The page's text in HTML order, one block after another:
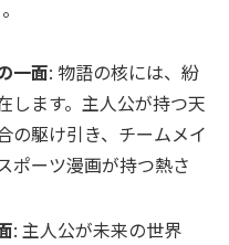
。
一面: 物語の核には、紛
します。主人公が持つ天
の駆け引き、チームメイ
ポーツ漫画が持つ熱さ
: 主人公が未来の世界